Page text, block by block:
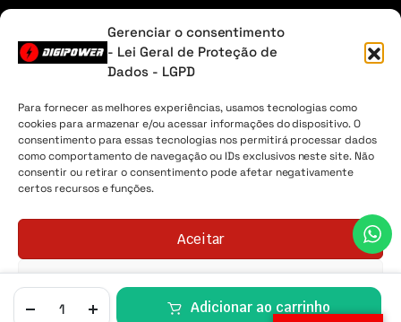
Gerenciar o consentimento
- Lei Geral de Proteção de
Dados - LGPD
Para fornecer as melhores experiências, usamos tecnologias como
cookies para armazenar e/ou acessar informações do dispositivo. O
consentimento para essas tecnologias nos permitirá processar dados
como comportamento de navegação ou IDs exclusivos neste site. Não
consentir ou retirar o consentimento pode afetar negativamente
certos recursos e funções.
Aceitar
Negar
Adicionar ao carrinho
ou na aba contato.
Sobre Nós Minha Conta Envio Lista de desejos
Digipower® - 2026 Todos os direitos reservados. CNPJ
04.225.147/0001-30